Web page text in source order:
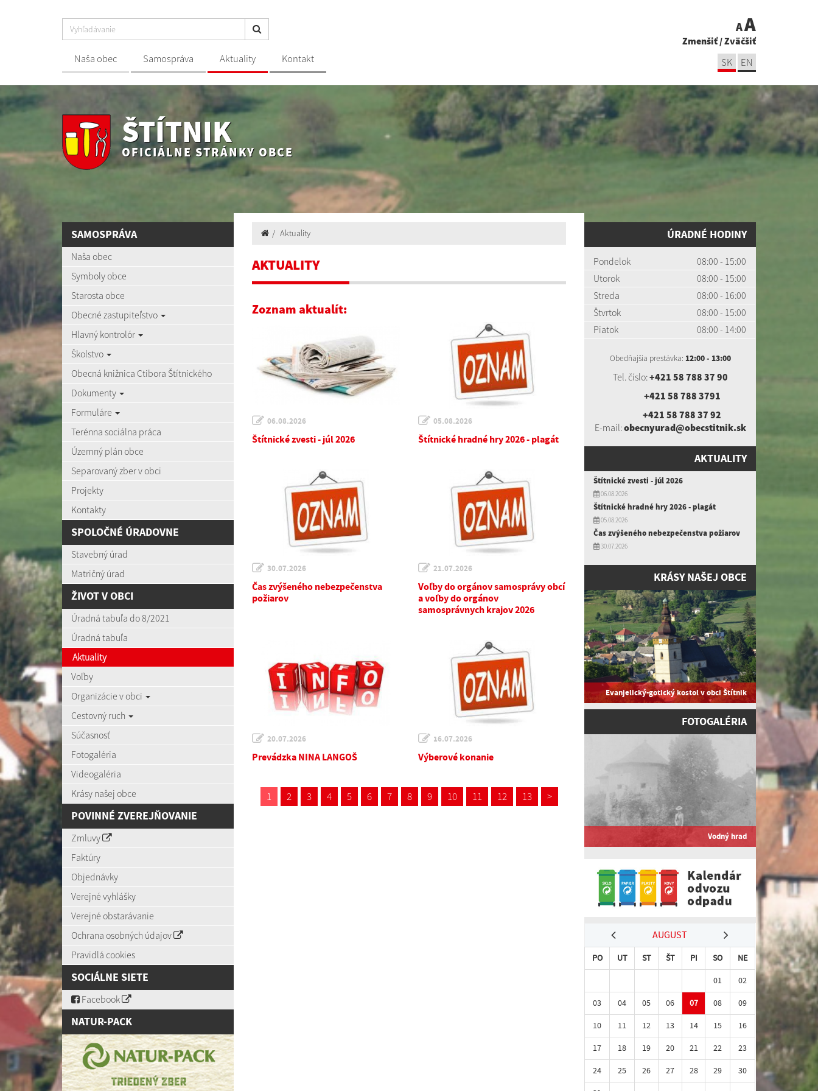
Naša obec Samospráva Aktuality Kontakt
AA
Zmenšiť/Zväčšiť
SK EN
ŠTÍTNIK
OFICIÁLNE STRÁNKY OBCE
SAMOSPRÁVA
Naša obec
Symboly obce
Starosta obce
Obecné zastupiteľstvo
Hlavný kontrolór
Školstvo
Obecná knižnica Ctibora Štítnického
Dokumenty
Formuláre
Terénna sociálna práca
Územný plán obce
Separovaný zber v obci
Projekty
Kontakty
SPOLOČNÉ ÚRADOVNE
Stavebný úrad
Matričný úrad
ŽIVOT V OBCI
Úradná tabuľa do 8/2021
Úradná tabuľa
Aktuality
Voľby
Organizácie v obci
Cestovný ruch
Súčasnosť
Fotogaléria
Videogaléria
Krásy našej obce
POVINNÉ ZVEREJŇOVANIE
Zmluvy
Faktúry
Objednávky
Verejné vyhlášky
Verejné obstarávanie
Ochrana osobných údajov
Pravidlá cookies
SOCIÁLNE SIETE
Facebook
NATUR-PACK
Aktuality
AKTUALITY
Zoznam aktualít:
06.08.2026
Štítnické zvesti - júl 2026
05.08.2026
Štítnické hradné hry 2026 - plagát
30.07.2026
Čas zvýšeného nebezpečenstva
požiarov
21.07.2026
Voľby do orgánov samosprávy obcí
a voľby do orgánov
samosprávnych krajov 2026
20.07.2026
Prevádzka NINA LANGOŠ
16.07.2026
Výberové konanie
1 2 3 4 5 6 7 8 9 10 11 12 13 >
ÚRADNÉ HODINY
Pondelok
08:00 - 15:00
Utorok
08:00 - 15:00
Streda
08:00 - 16:00
Štvrtok
08:00 - 15:00
Piatok
08:00 - 14:00
Obedňajšia prestávka: 12:00 - 13:00
Tel. číslo:+421 58 788 37 90
+421 58 788 3791
+421 58 788 37 92
E-mail:obecnyurad@obecstitnik.sk
AKTUALITY
Štítnické zvesti - júl 2026
06.08.2026
Štítnické hradné hry 2026 - plagát
05.08.2026
Čas zvýšeného nebezpečenstva požiarov
30.07.2026
KRÁSY NAŠEJ OBCE
Evanjelický-gotický kostol v obci Štítnik
FOTOGALÉRIA
Vodný hrad
AUGUST
PO UT ST ŠT PI SO
NE
01
02
03
04 05 06 07 08
09
10
11 12 13 14 15
16
17
18 19 20 21 22
23
24
25 26 27 28 29
30